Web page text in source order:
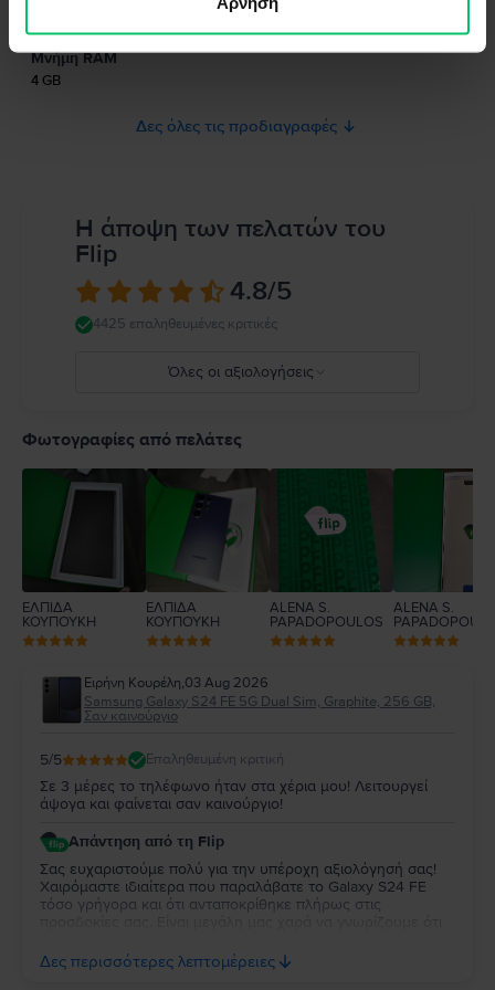
Παρακαλώ διαβάστε το εγχειρίδιο.
Μνήμη RAM
4 GB
Δες όλες τις προδιαγραφές
Η άποψη των πελατών του
Flip
4.8/5
4425 επαληθευμένες κριτικές
Όλες οι αξιολογήσεις
4
Φωτογραφίες από πελάτες
ΕΛΠΙΔΑ
ΚΟΥΠΟΥΚΗ
ΕΛΠΙΔΑ
ΚΟΥΠΟΥΚΗ
ALENA S.
PAPADOPOULOS
ALENA S.
Ειρήνη Κουρέλη,03 Aug 2026
Samsung Galaxy S24 FE 5G Dual Sim, Graphite, 256 GB,
Σαν καινούργιο
5/5 Επαληθευμένη κριτική
Σε 3 μέρες το τηλέφωνο ήταν στα χέρια μου! Λειτουργεί
άψογα και φαίνεται σαν καινούργιο!
Απάντηση από τη Flip
Σας ευχαριστούμε πολύ για την υπέροχη αξιολόγησή σας!
Χαιρόμαστε ιδιαίτερα που παραλάβατε το Galaxy S24 FE
τόσο γρήγορα και ότι ανταποκρίθηκε πλήρως στις
απόλυτα ικανοποιημένη. Σας ευχαριστούμε για την
εμπιστοσύνη σας και σας ευχόμαστε να χαρείτε τη νέα σας
Δες περισσότερες λεπτομέρειες